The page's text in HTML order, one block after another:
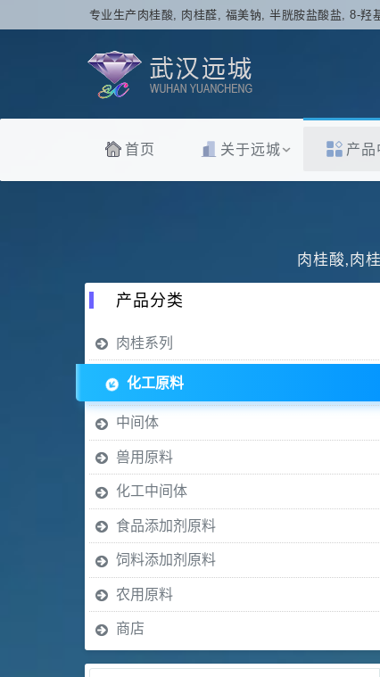
专业生产肉桂酸, 肉桂醛, 福美钠, 半胱胺盐酸盐, 8-羟
首页 关于远城 产品
肉桂酸,肉
产品分类
肉桂系列
化工原料
中间体
兽用原料
化工中间体
食品添加剂原料
饲料添加剂原料
农用原料
商店